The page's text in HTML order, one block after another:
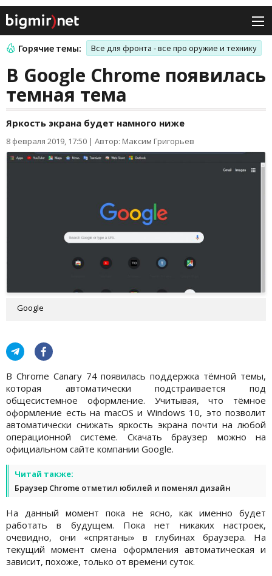
Горячие темы: Все для фронта - все про оружие и технику
В Google Chrome появилась
темная тема
Яркость экрана будет намного ниже
8 февраля 2019, 17:50 | Автор: Максим Григорьев
Google
В Chrome Canary 74 появилась поддержка тёмной темы,
которая автоматически подстраивается под
общесистемное оформление. Учитывая, что тёмное
оформление есть на macOS и Windows 10, это позволит
автоматически снижать яркость экрана почти на любой
операционной системе. Скачать браузер можно на
официальном сайте компании Google.
Читай также:
Браузер Chrome отметил юбилей и поменял дизайн
На данный момент пока не ясно, как именно будет
работать в будущем. Пока нет никаких настроек,
очевидно, они «спрятаны» в глубинах браузера. На
текущий момент смена оформления автоматическая и
зависит, похоже, только от времени суток.